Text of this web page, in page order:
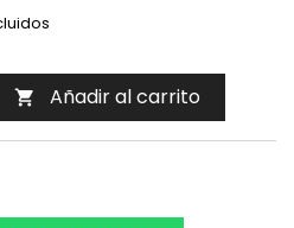
 Añadir al carrito